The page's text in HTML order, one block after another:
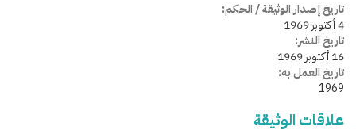
تاريخ إصدار الوثيقة / الحكم:
4 أكتوبر 1969
تاريخ النشر:
16 أكتوبر 1969
تاريخ العمل به:
1969
علاقات الوثيقة